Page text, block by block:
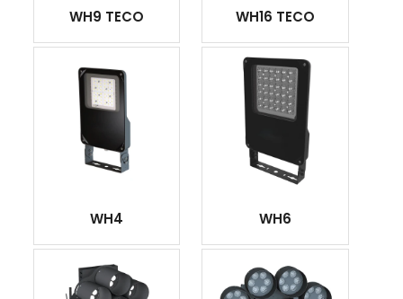
WH9 TECO WH16 TECO
WH4 WH6